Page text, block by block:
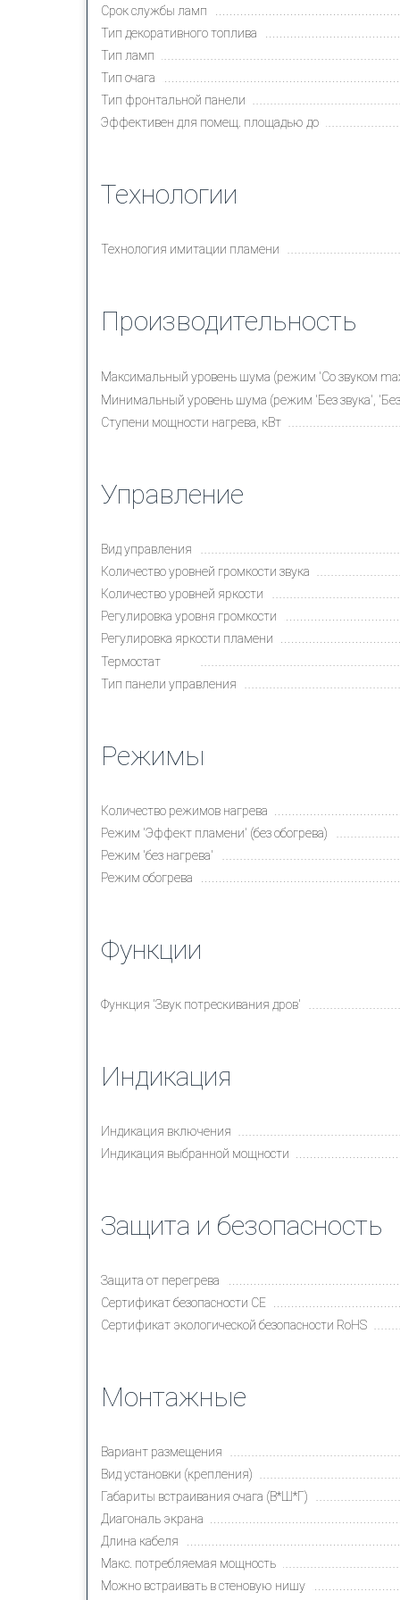
Срок службы ламп
Тип декоративного топлива
Тип ламп
Тип очага
Тип фронтальной панели
Эффективен для помещ. площадью до
Технологии
Технология имитации пламени
Производительность
Максимальный уровень шума (режим 'Cо звуком
Минимальный уровень шума (режим 'Без звука', 'Без
Ступени мощности нагрева, кВт
Управление
Вид управления
Количество уровней громкости звука
Количество уровней яркости
Регулировка уровня громкости
Регулировка яркости пламени
Термостат
Тип панели управления
Режимы
Количество режимов нагрева
Режим 'Эффект пламени' (без обогрева)
Режим 'без нагрева'
Режим обогрева
Функции
Функция 'Звук потрескивания дров'
Индикация
Индикация включения
Индикация выбранной мощности
Защита и безопасность
Защита от перегрева
Сертификат безопасности CE
Сертификат экологической безопасности RoHS
Монтажные
Вариант размещения
Вид установки (крепления)
Габариты встраивания очага (В*Ш*Г)
Диагональ экрана
Длина кабеля
Макс. потребляемая мощность
Можно встраивать в стеновую нишу